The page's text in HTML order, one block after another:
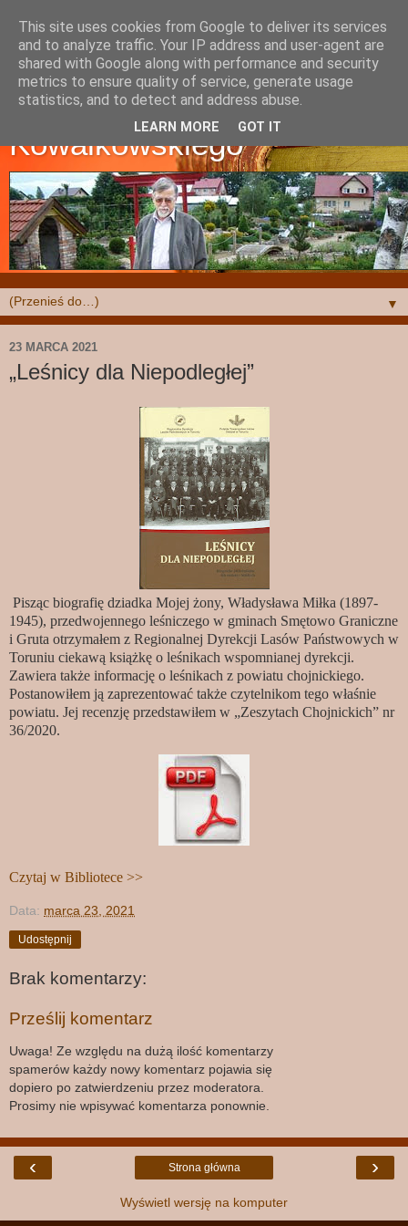
Strona Krzysztofa
Kowalkowskiego
▼
23 MARCA 2021
„Leśnicy dla Niepodległej”
Pisząc biografię dziadka Mojej żony, Władysława Miłka (1897-
1945), przedwojennego leśniczego w gminach Smętowo Graniczne
i Gruta otrzymałem z Regionalnej Dyrekcji Lasów Państwowych w
Toruniu ciekawą książkę o leśnikach wspomnianej dyrekcji.
Zawiera także informację o leśnikach z powiatu chojnickiego.
Postanowiłem ją zaprezentować także czytelnikom tego właśnie
powiatu. Jej recenzję przedstawiłem w „Zeszytach Chojnickich” nr
36/2020.
Czytaj w Bibliotece >>
Data: marca 23, 2021
Udostępnij
Brak komentarzy:
Prześlij komentarz
Uwaga! Ze względu na dużą ilość komentarzy
spamerów każdy nowy komentarz pojawia się
dopiero po zatwierdzeniu przez moderatora.
Prosimy nie wpisywać komentarza ponownie.
‹ ›
Strona główna
Wyświetl wersję na komputer
This site uses cookies from Google to deliver its services
and to analyze traffic. Your IP address and user-agent are
shared with Google along with performance and security
metrics to ensure quality of service, generate usage
statistics, and to detect and address abuse.
LEARN MORE GOT IT